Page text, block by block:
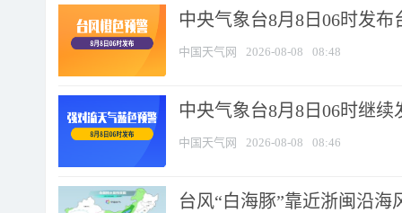
中央气象台8月8日06时发布
中国天气网 2026-08-08 08:48
中央气象台8月8日06时继
中国天气网 2026-08-08 08:46
台风“白海豚”靠近浙闽沿